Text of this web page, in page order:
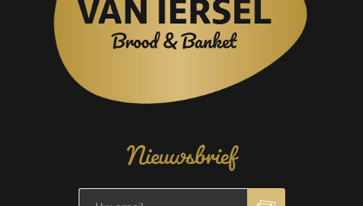
Nieuwsbrief